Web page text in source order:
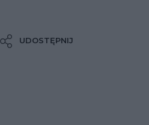
UDOSTĘPNIJ